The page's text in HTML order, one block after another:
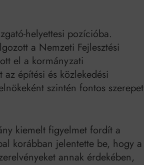
helyettesi pozícióba.
a Nemzeti Fejlesztési
el a kormányzati
építési és közlekedési
szintén fontos szerepet
kiemelt figyelmet fordít a
korábban jelentette be, hogy a
annak érdekében,